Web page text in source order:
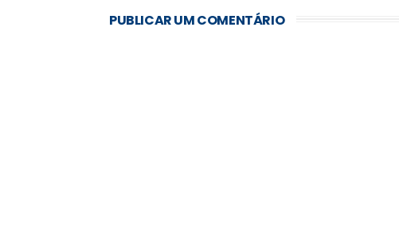
PUBLICAR UM COMENTÁRIO